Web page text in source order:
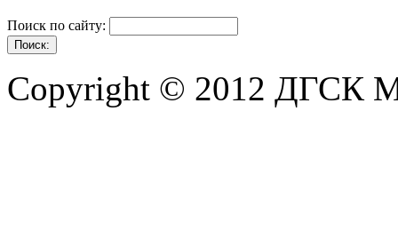
Поиск по сайту:
Copyright © 2012 ДГСК